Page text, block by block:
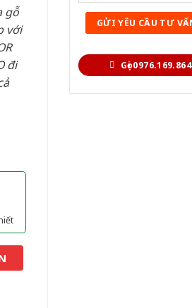
Gọi 0976.169.864
gỗ
với
đi